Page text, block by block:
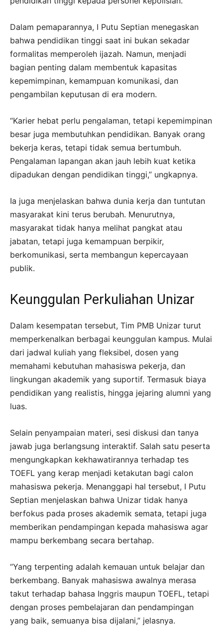
Dalam pemaparannya, I Putu Septian menegaskan
bahwa pendidikan tinggi saat ini bukan sekadar
formalitas memperoleh ijazah. Namun, menjadi
bagian penting dalam membentuk kapasitas
kepemimpinan, kemampuan komunikasi, dan
pengambilan keputusan di era modern.
“Karier hebat perlu pengalaman, tetapi kepemimpinan
besar juga membutuhkan pendidikan. Banyak orang
bekerja keras, tetapi tidak semua bertumbuh.
Pengalaman lapangan akan jauh lebih kuat ketika
dipadukan dengan pendidikan tinggi,” ungkapnya.
Ia juga menjelaskan bahwa dunia kerja dan tuntutan
masyarakat kini terus berubah. Menurutnya,
masyarakat tidak hanya melihat pangkat atau
jabatan, tetapi juga kemampuan berpikir,
berkomunikasi, serta membangun kepercayaan
publik.
Keunggulan Perkuliahan Unizar
Dalam kesempatan tersebut, Tim PMB Unizar turut
memperkenalkan berbagai keunggulan kampus. Mulai
dari jadwal kuliah yang fleksibel, dosen yang
memahami kebutuhan mahasiswa pekerja, dan
lingkungan akademik yang suportif. Termasuk biaya
pendidikan yang realistis, hingga jejaring alumni yang
luas.
Selain penyampaian materi, sesi diskusi dan tanya
jawab juga berlangsung interaktif. Salah satu peserta
mengungkapkan kekhawatirannya terhadap tes
TOEFL yang kerap menjadi ketakutan bagi calon
mahasiswa pekerja. Menanggapi hal tersebut, I Putu
Septian menjelaskan bahwa Unizar tidak hanya
berfokus pada proses akademik semata, tetapi juga
memberikan pendampingan kepada mahasiswa agar
mampu berkembang secara bertahap.
“Yang terpenting adalah kemauan untuk belajar dan
berkembang. Banyak mahasiswa awalnya merasa
takut terhadap bahasa Inggris maupun TOEFL, tetapi
dengan proses pembelajaran dan pendampingan
yang baik, semuanya bisa dijalani,” jelasnya.